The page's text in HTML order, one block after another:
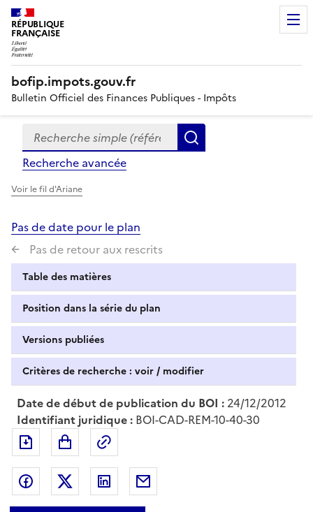
RÉPUBLIQUE
FRANÇAISE
bofip.impots.gouv.fr
Bulletin Officiel des Finances Publiques - Impôts
Formulaire
de
recherche
Recherche simple (références, mots clés, partie du
Recherche avancée
Voir le fil d'Ariane
Pas de date pour le plan
Pas de retour aux rescrits
Table des matières
Position dans la série du plan
Versions publiées
Critères de recherche : voir / modifier
Date de début de publication du BOI : 24/12/2012
Identifiant juridique : BOI-CAD-REM-10-40-30
Exporter le document au format pdf
Partager sur Facebook
Partager sur Twitter
Partager sur LinkedIn